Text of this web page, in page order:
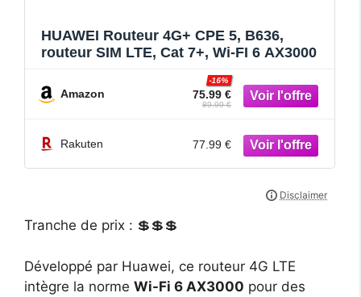
HUAWEI Routeur 4G+ CPE 5, B636,
routeur SIM LTE, Cat 7+, Wi-FI 6 AX3000
Amazon 75.99 €
-16%
89.99 €
Rakuten 77.99 €
Tranche de prix : 💲💲💲
Développé par Huawei, ce routeur 4G LTE
intègre la norme Wi-Fi 6 AX3000 pour des